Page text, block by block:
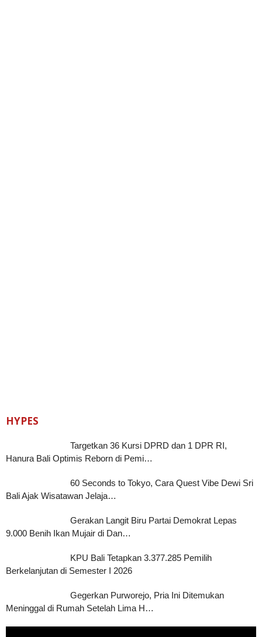
HYPES
Targetkan 36 Kursi DPRD dan 1 DPR RI,
Hanura Bali Optimis Reborn di Pemi…
60 Seconds to Tokyo, Cara Quest Vibe Dewi Sri
Bali Ajak Wisatawan Jelaja…
Gerakan Langit Biru Partai Demokrat Lepas
9.000 Benih Ikan Mujair di Dan…
KPU Bali Tetapkan 3.377.285 Pemilih
Berkelanjutan di Semester I 2026
Gegerkan Purworejo, Pria Ini Ditemukan
Meninggal di Rumah Setelah Lima H…